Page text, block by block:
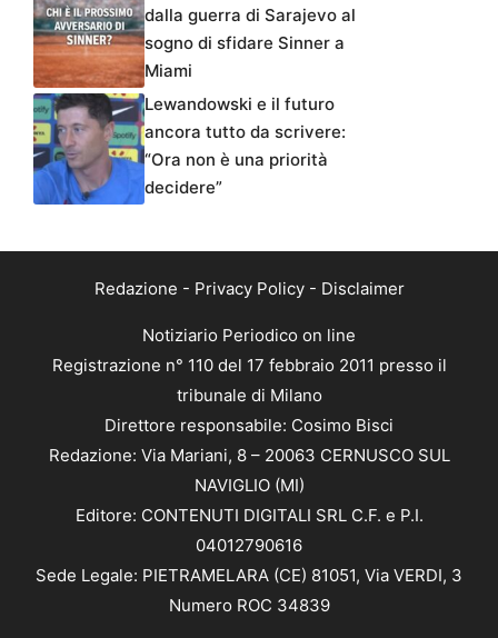
dalla guerra di Sarajevo al
sogno di sfidare Sinner a
Miami
Lewandowski e il futuro
ancora tutto da scrivere:
“Ora non è una priorità
decidere”
Redazione - Privacy Policy- Disclaimer
Notiziario Periodico on line
Registrazione n° 110 del 17 febbraio 2011 presso il
tribunale di Milano
Direttore responsabile: Cosimo Bisci
Redazione: Via Mariani, 8 – 20063 CERNUSCO SUL
NAVIGLIO (MI)
Editore: CONTENUTI DIGITALI SRL C.F. e P.I.
04012790616
Sede Legale: PIETRAMELARA (CE) 81051, Via VERDI, 3
Numero ROC 34839